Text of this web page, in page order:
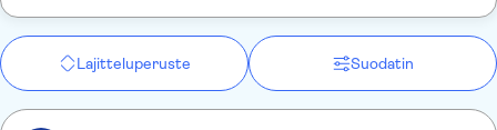
Lajitteluperuste Suodatin